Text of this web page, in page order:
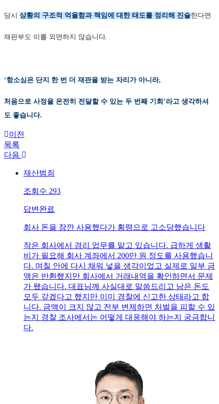
당시 상황의 구조적 억울함과 책임에 대한 태도를 정리해 진술한다면
재판부도 이를 외면하지 않습니다.
‘항소심은 단지 한 번 더 재판을 받는 자리가 아니라,
처음으로 사정을 온전히 전달할 수 있는 두 번째 기회’라고 생각하셔
도 좋습니다.
이전
목록
다음
재산범죄
조회수 293
답변완료
회사 돈을 잠깐 사용했다가 횡령으로 고소당했습니다
작은 회사에서 경리 업무를 맡고 있습니다. 급하게 생활
비가 필요해 회사 계좌에서 200만 원 정도를 사용했습니
다. 며칠 안에 다시 채워 넣을 생각이었고 실제로 일부 금
액은 반환했지만 회사에서 거래내역을 확인하면서 문제
가 됐습니다. 대표님께 사실대로 말씀드리고 남은 돈도
모두 갚겠다고 했지만 이미 경찰에 신고한 상태라고 합
니다. 금액이 크지 않고 전부 변제하면 처벌을 피할 수 있
는지 경찰 조사에서는 어떻게 대응해야 하는지 궁금합니
다.